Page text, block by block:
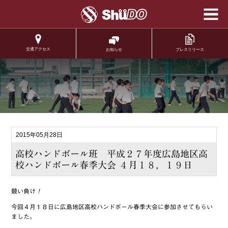
学校法人修道学園 修
交通アクセス お知らせ プレスリリース
.
2015年05月28日
高校ハンドボール班 平成２７年度広島地区高
校ハンドボール春季大会 ４月１８，１９日
競い負け ！
今回４月１８日に広島地区高校ハンドボール春季大会に参加させてもらい
ました。